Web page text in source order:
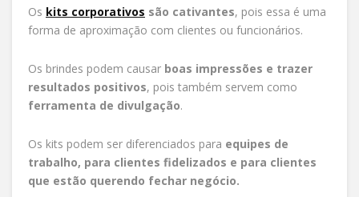
Os kits corporativos são cativantes, pois essa é uma
forma de aproximação com clientes ou funcionários.
Os brindes podem causar boas impressões e trazer
resultados positivos, pois também servem como
ferramenta de divulgação.
Os kits podem ser diferenciados para equipes de
trabalho, para clientes fidelizados e para clientes
que estão querendo fechar negócio.